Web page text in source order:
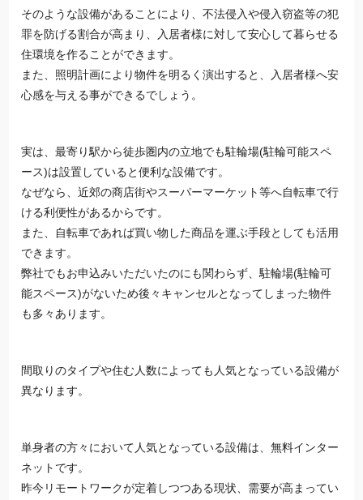
そのような設備があることにより、不法侵入や侵入窃盗等の犯
罪を防げる割合が高まり、入居者様に対して安心して暮らせる
住環境を作ることができます。
また、照明計画により物件を明るく演出すると、入居者様へ安
心感を与える事ができるでしょう。
実は、最寄り駅から徒歩圏内の立地でも駐輪場(駐輪可能スペ
ース)は設置していると便利な設備です。
なぜなら、近郊の商店街やスーパーマーケット等へ自転車で行
ける利便性があるからです。
また、自転車であれば買い物した商品を運ぶ手段としても活用
できます。
弊社でもお申込みいただいたのにも関わらず、駐輪場(駐輪可
能スペース)がないため後々キャンセルとなってしまった物件
も多々あります。
間取りのタイプや住む人数によっても人気となっている設備が
異なります。
単身者の方々において人気となっている設備は、無料インター
ネットです。
昨今リモートワークが定着しつつある現状、需要が高まってい